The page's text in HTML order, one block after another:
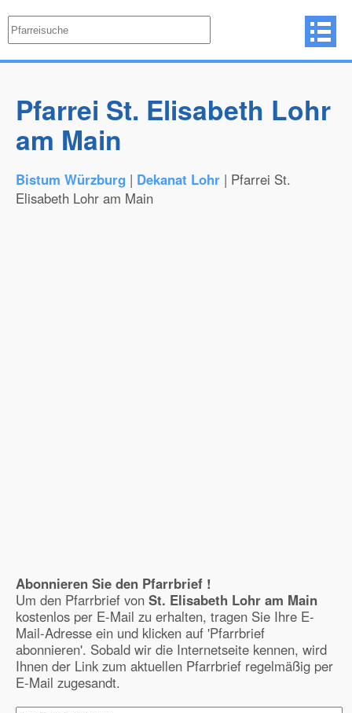
Pfarrei St. Elisabeth Lohr
am Main
Bistum Würzburg | Dekanat Lohr | Pfarrei St.
Elisabeth Lohr am Main
Abonnieren Sie den Pfarrbrief !
Um den Pfarrbrief von St. Elisabeth Lohr am Main
kostenlos per E-Mail zu erhalten, tragen Sie Ihre E-
Mail-Adresse ein und klicken auf 'Pfarrbrief
abonnieren'. Sobald wir die Internetseite kennen, wird
Ihnen der Link zum aktuellen Pfarrbrief regelmäßig per
E-Mail zugesandt.